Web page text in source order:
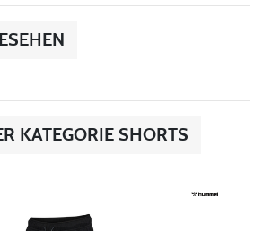
KATEGORIE SHORTS